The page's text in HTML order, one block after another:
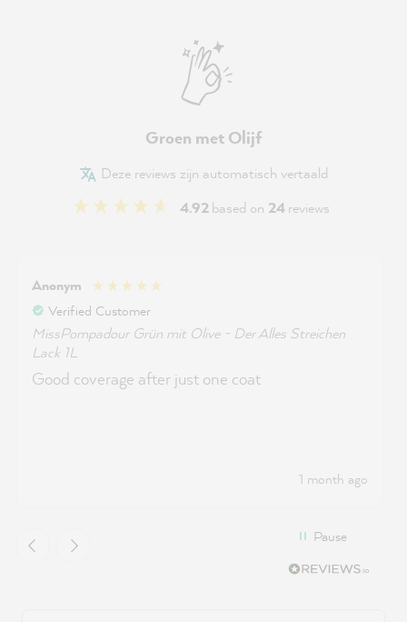
Groen met Olijf
Deze reviews zijn automatisch vertaald
4.92based on 24reviews
Anonym
Verified Customer
MissPompadour Grün mit Olive - Der Alles Streichen
Lack 1L
Good coverage after just one coat
1 month ago
Pause